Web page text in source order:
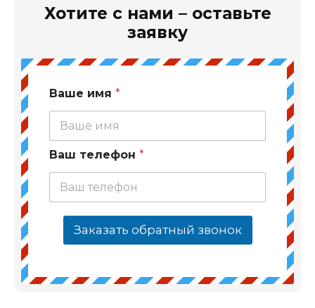
Хотите с нами – оставьте
заявку
Ваше имя *
Ваш телефон *
Заказать обратный звонок